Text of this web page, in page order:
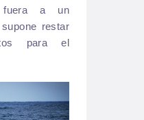
fuera a un
restar
para el